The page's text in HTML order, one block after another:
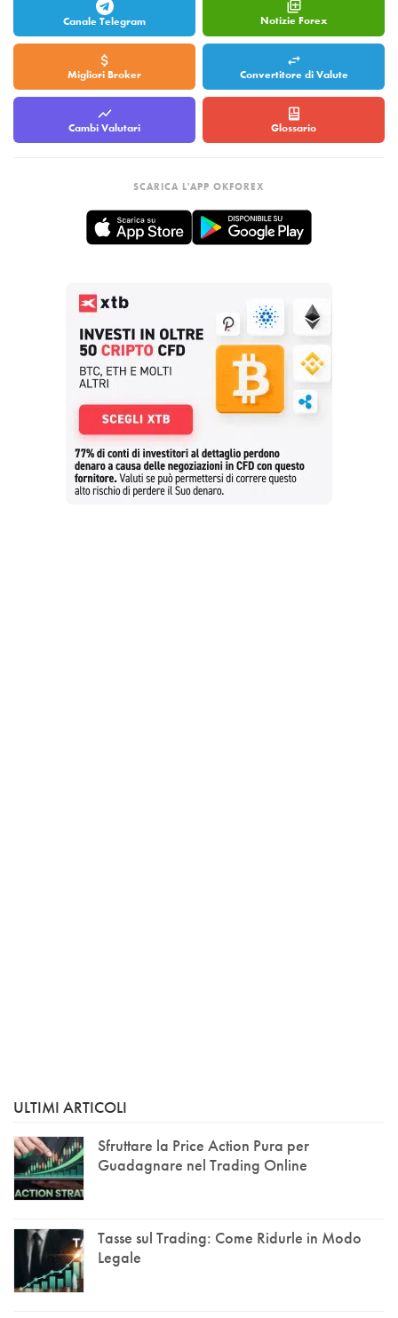
Canale Telegram Notizie Forex
Migliori Broker Convertitore di Valute
Cambi Valutari Glossario
SCARICA L'APP OKFOREX
ULTIMI ARTICOLI
Sfruttare la Price Action Pura per
Guadagnare nel Trading Online
Tasse sul Trading: Come Ridurle in Modo
Legale